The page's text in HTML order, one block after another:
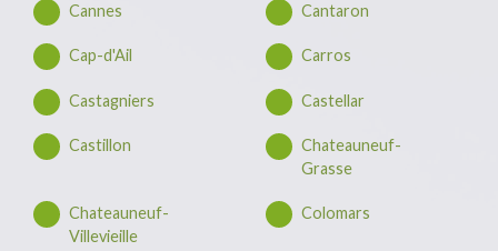
Cannes Cantaron
Cap-d'Ail Carros
Castagniers Castellar
Castillon
Chateauneuf-
Grasse
Chateauneuf-
Villevieille
Colomars